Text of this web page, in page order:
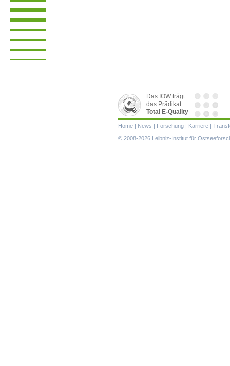
Das IOW trägt
das Prädikat
Total E-Quality
Navigation
überspringen
Home | News | Forschung | Karriere |
© 2008-2026 Leibniz-Institut für